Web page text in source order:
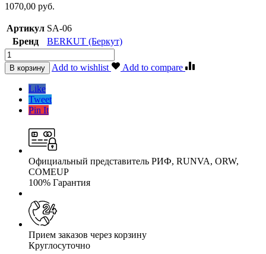
1070,00 руб.
Артикул SA-06
Бренд
BERKUT (Беркут)
Пневмосистема
BERKUT
SA-
компрессор
ресивером
quantity
В корзину Add to wishlist Add to compare
Like
Tweet
Pin It
Официальный представитель РИФ, RUNVA, ORW,
COMEUP
100% Гарантия
Прием заказов через корзину
Круглосуточно